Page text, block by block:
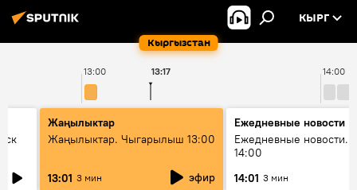
Кыргызстан
КЫРГ
13:00 14:00
13:17
Жаңылыктар
Жаңылыктар. Чыгарылыш 13:00
13:01 3 мин эфир
Ежедневные новости
Ежедневные новости.
14:00
14:01 3 мин